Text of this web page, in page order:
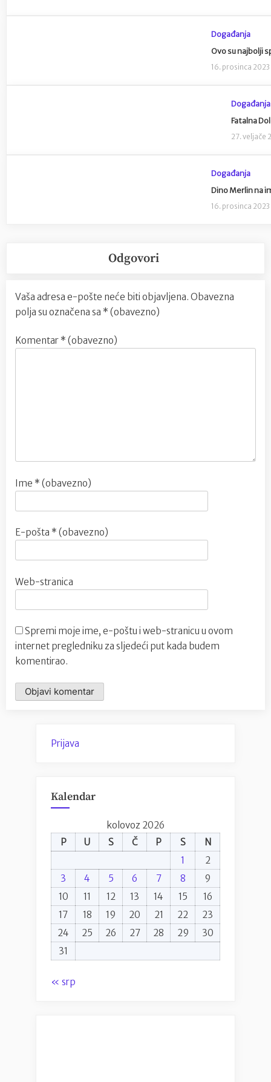
Događanja
Ovo su najbolji
16. prosinca 2023
Događanja
Fatalna
27. veljače
Događanja
Dino Merlin na
16. prosinca 2023
Odgovori
Vaša adresa e-pošte neće biti objavljena. Obavezna
polja su označena sa * (obavezno)
Komentar * (obavezno)
Ime * (obavezno)
E-pošta * (obavezno)
Web-stranica
Spremi moje ime, e-poštu i web-stranicu u ovom
internet pregledniku za sljedeći put kada budem
komentirao.
Prijava
Kalendar
kolovoz 2026
P
U S Č P S
N
1
2
3
4 5 6 7 8
9
10
11 12 13 14 15
16
17
18 19 20 21 22
23
24
25 26 27 28 29
30
31
« srp